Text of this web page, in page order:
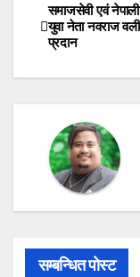
Post
समाजसेवी एवं
युवा नेता नवराज
प्रदान
सम्बन्धित पोस्ट